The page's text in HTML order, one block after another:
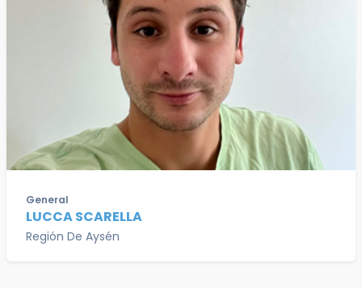
General
LUCCA SCARELLA
Región De Aysén